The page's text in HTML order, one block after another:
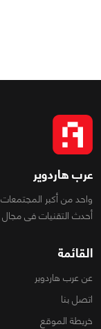
عرب هاردوير
واحد من أكبر
أحدث التقنيات فى مجال
القائمة
عن عرب هاردوير
اتصل بنا
خريطة الموقع